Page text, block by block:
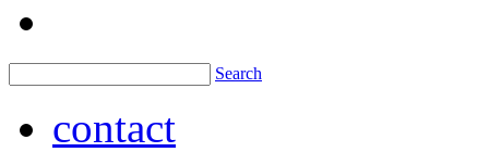
Search
contact